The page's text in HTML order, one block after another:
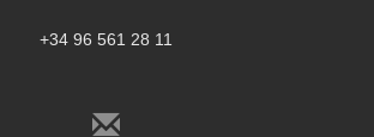
+34 96 561 28 11